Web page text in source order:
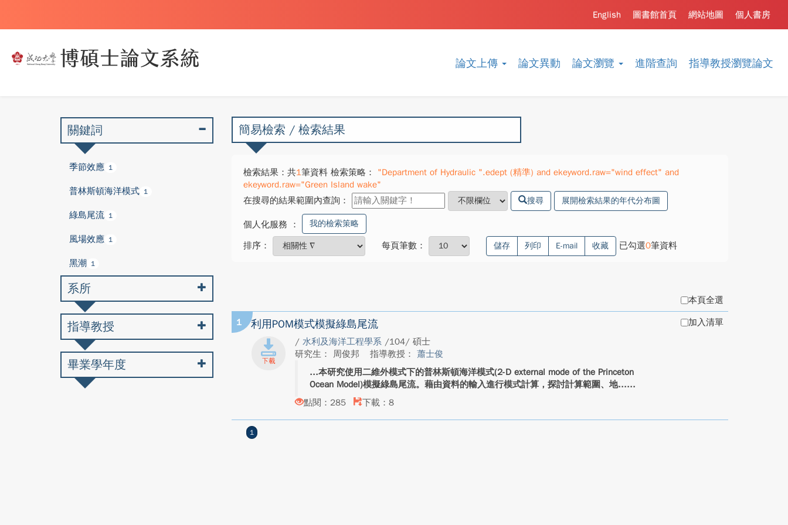
論文上傳 論文異動 論文瀏覽 進階查詢 指導教授瀏覽論文
個人書房
網站地圖
圖書館首頁
English
簡易檢索 / 檢索結果
檢索結果：共1筆資料 檢索策略：
"Department of Hydraulic ".edept (精準) and ekeyword.raw="wind effect" and
ekeyword.raw="Green Island wake"
在搜尋的結果範圍內查詢：
搜尋 展開檢索結果的年代分布圖
個人化服務 ： 我的檢索策略
排序： 每頁筆數： 儲存 列印 E-mail 收藏 已勾選0筆資料
本頁全選
1 利用POM模式模擬綠島尾流
/ 水利及海洋工程學系 /104/ 碩士
研究生： 周俊邦
指導教授： 蕭士俊
本研究使用二維外模式下的普林斯頓海洋模式(2-D external mode of the Princeton
Ocean Model)模擬綠島尾流。藉由資料的輸入進行模式計算，探討計算範圍、地...
點閱：285
下載：8
加入清單
1
關鍵詞
季節效應 1
普林斯頓海洋模式 1
綠島尾流 1
風場效應 1
黑潮 1
系所
指導教授
畢業學年度